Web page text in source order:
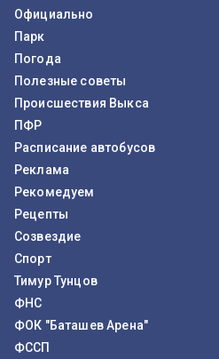
Официально
Парк
Погода
Полезные советы
Происшествия Выкса
ПФР
Расписание автобусов
Реклама
Рекомедуем
Рецепты
Созвездие
Спорт
Тимур Тунцов
ФНС
ФОК "Баташев Арена"
ФССП